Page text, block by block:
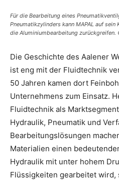
Für die Bearbeitung eines
Pneumatikzylinders kann MAPAL auf
die Aluminiumbearbeitung zurückgreifen.
Die Geschichte des Aalener
ist eng mit der Fluidtechnik
50 Jahren kamen dort
Unternehmens zum Einsatz.
Fluidtechnik als
Hydraulik, Pneumatik und
Bearbeitungslösungen
Materialien einen
Hydraulik mit unter hohem
Flüssigkeiten gearbeitet